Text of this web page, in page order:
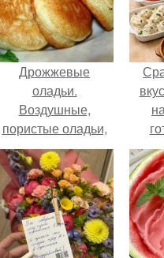
Дрожжевые
оладьи.
Воздушные,
пористые оладьи,
заставляющие
забыть про все на
свете и окунуться в
волшебный вкус.